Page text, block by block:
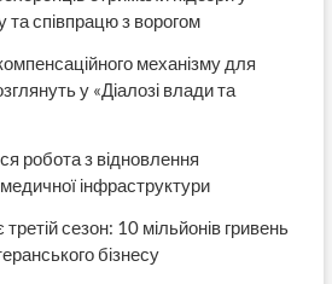
співпрацю з ворогом
механізму для
у «Діалозі влади та
робота з відновлення
інфраструктури
третій сезон: 10 мільйонів гривень
бізнесу